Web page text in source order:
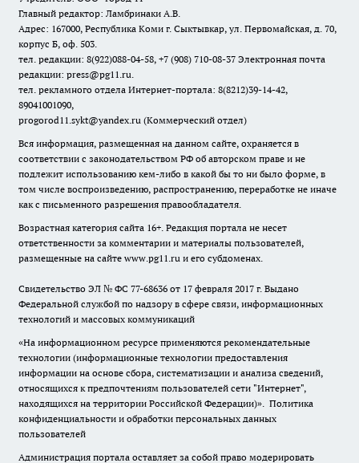
Главный редактор: Ламбринаки А.В.
Адрес: 167000, Республика Коми г. Сыктывкар, ул. Первомайская, д. 70,
корпус Б, оф. 503.
тел. редакции: 8(922)088-04-58, +7 (908) 710-08-37 Электронная почта
редакции: press@pg11.ru.
тел. рекламного отдела Интернет-портала: 8(8212)39-14-42,
89041001090,
progorod11.sykt@yandex.ru (Коммерческий отдел)
Вся информация, размещенная на данном сайте, охраняется в
соответствии с законодательством РФ об авторском праве и не
подлежит использованию кем-либо в какой бы то ни было форме, в
том числе воспроизведению, распространению, переработке не иначе
как с письменного разрешения правообладателя.
Возрастная категория сайта 16+. Редакция портала не несет
ответственности за комментарии и материалы пользователей,
размещенные на сайте www.pg11.ru и его субдоменах.
Свидетельство ЭЛ № ФС 77-68636 от 17 февраля 2017 г. Выдано
Федеральной службой по надзору в сфере связи, информационных
технологий и массовых коммуникаций
«На информационном ресурсе применяются рекомендательные
технологии (информационные технологии предоставления
информации на основе сбора, систематизации и анализа сведений,
относящихся к предпочтениям пользователей сети "Интернет",
находящихся на территории Российской Федерации)». Политика
конфиденциальности и обработки персональных данных
пользователей
Администрация портала оставляет за собой право модерировать